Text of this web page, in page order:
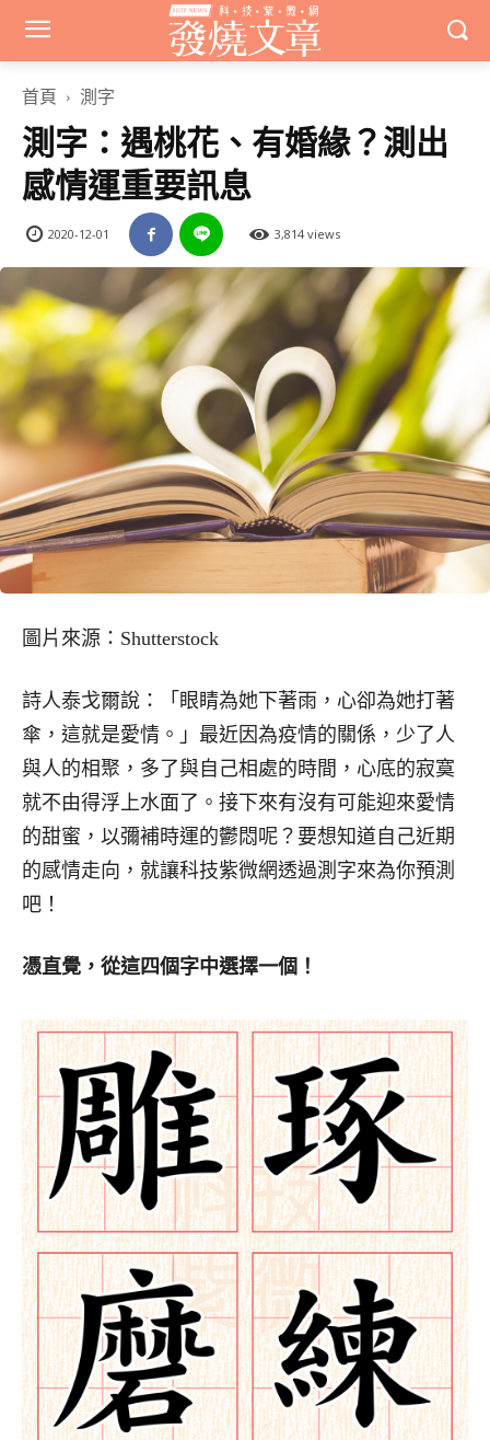
首頁 測字
測字：遇桃花、有婚緣？測出
感情運重要訊息
2020-12-01 3,814 views
圖片來源：Shutterstock
詩人泰戈爾說：「眼睛為她下著雨，心卻為她打著
傘，這就是愛情。」最近因為疫情的關係，少了人
與人的相聚，多了與自己相處的時間，心底的寂寞
就不由得浮上水面了。接下來有沒有可能迎來愛情
的甜蜜，以彌補時運的鬱悶呢？要想知道自己近期
的感情走向，就讓科技紫微網透過測字來為你預測
吧！
憑直覺，從這四個字中選擇一個！